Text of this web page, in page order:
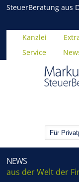
SteuerBeratung aus
Kanzlei
Service
NEWS
aus der Welt der